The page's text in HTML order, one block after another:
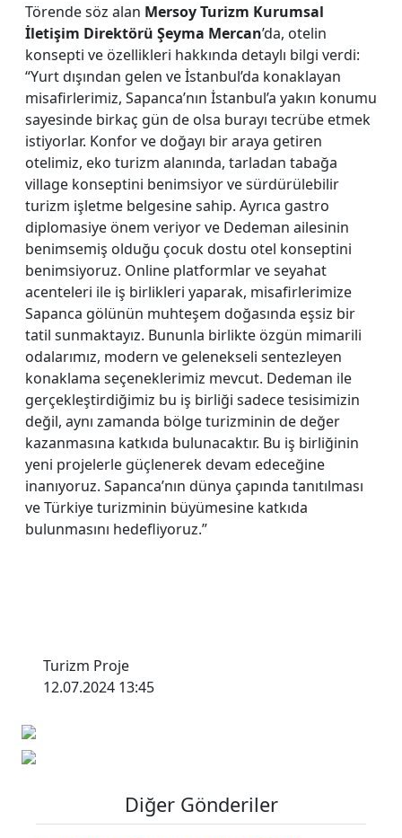
Törende söz alan Mersoy Turizm Kurumsal
İletişim Direktörü Şeyma Mercan’da, otelin
konsepti ve özellikleri hakkında detaylı bilgi verdi:
“Yurt dışından gelen ve İstanbul’da konaklayan
misafirlerimiz, Sapanca’nın İstanbul’a yakın konumu
sayesinde birkaç gün de olsa burayı tecrübe etmek
istiyorlar. Konfor ve doğayı bir araya getiren
otelimiz, eko turizm alanında, tarladan tabağa
village konseptini benimsiyor ve sürdürülebilir
turizm işletme belgesine sahip. Ayrıca gastro
diplomasiye önem veriyor ve Dedeman ailesinin
benimsemiş olduğu çocuk dostu otel konseptini
benimsiyoruz. Online platformlar ve seyahat
acenteleri ile iş birlikleri yaparak, misafirlerimize
Sapanca gölünün muhteşem doğasında eşsiz bir
tatil sunmaktayız. Bununla birlikte özgün mimarili
odalarımız, modern ve gelenekseli sentezleyen
konaklama seçeneklerimiz mevcut. Dedeman ile
gerçekleştirdiğimiz bu iş birliği sadece tesisimizin
değil, aynı zamanda bölge turizminin de değer
kazanmasına katkıda bulunacaktır. Bu iş birliğinin
yeni projelerle güçlenerek devam edeceğine
inanıyoruz. Sapanca’nın dünya çapında tanıtılması
ve Türkiye turizminin büyümesine katkıda
bulunmasını hedefliyoruz.”
Turizm Proje
12.07.2024 13:45
Diğer Gönderiler